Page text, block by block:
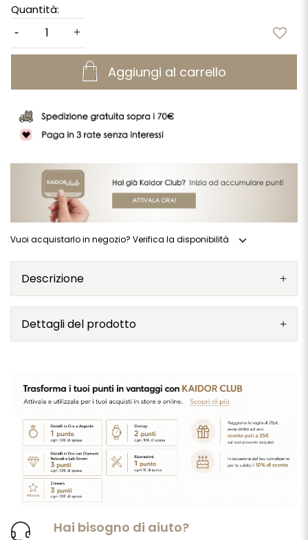
Quantità:
Aggiungi al carrello
Vuoi acquistarlo in negozio? Verifica la disponibilità expand_more
Descrizione
Dettagli del prodotto
Hai bisogno di aiuto?